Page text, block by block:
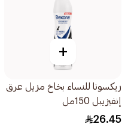
+
ريكسونا للنساء بخاخ مزيل عرق
إنفيزيبل 150مل
26.45